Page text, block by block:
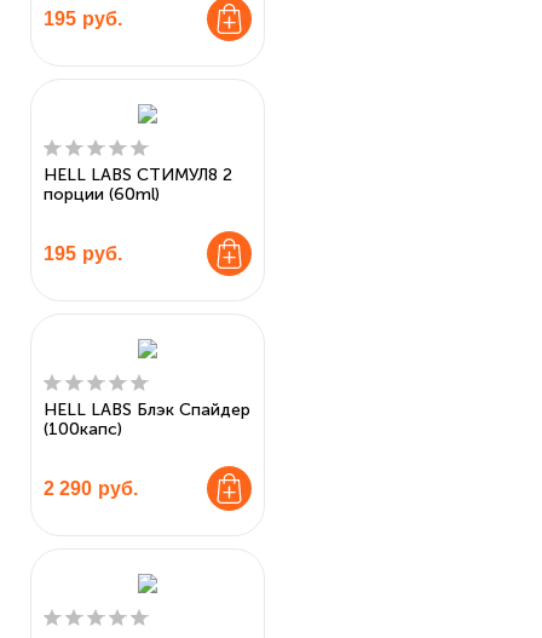
195 руб.
HELL LABS СТИМУЛ8 2
порции (60ml)
195 руб.
HELL LABS Блэк Спайдер
(100капс)
2 290 руб.